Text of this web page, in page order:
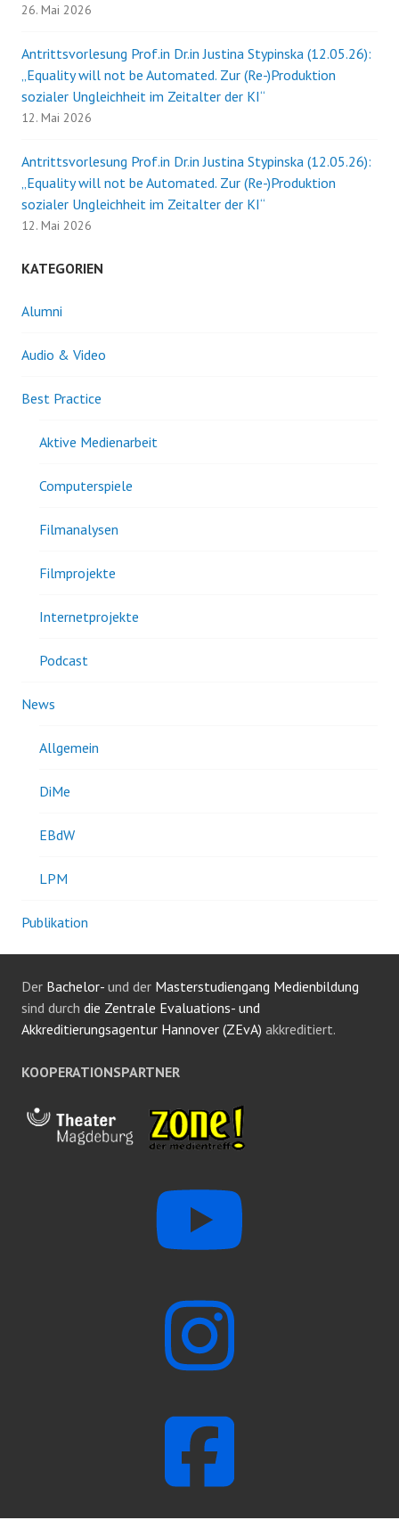
26. Mai 2026
Antrittsvorlesung Prof.in Dr.in Justina Stypinska (12.05.26):
„Equality will not be Automated. Zur (Re-)Produktion
sozialer Ungleichheit im Zeitalter der KI“
12. Mai 2026
Antrittsvorlesung Prof.in Dr.in Justina Stypinska (12.05.26):
„Equality will not be Automated. Zur (Re-)Produktion
sozialer Ungleichheit im Zeitalter der KI“
12. Mai 2026
KATEGORIEN
Alumni
Audio & Video
Best Practice
Aktive Medienarbeit
Computerspiele
Filmanalysen
Filmprojekte
Internetprojekte
Podcast
News
Allgemein
DiMe
EBdW
LPM
Publikation
Der Bachelor- und der Masterstudiengang Medienbildung
sind durch die Zentrale Evaluations- und
Akkreditierungsagentur Hannover (ZEvA) akkreditiert.
KOOPERATIONSPARTNER